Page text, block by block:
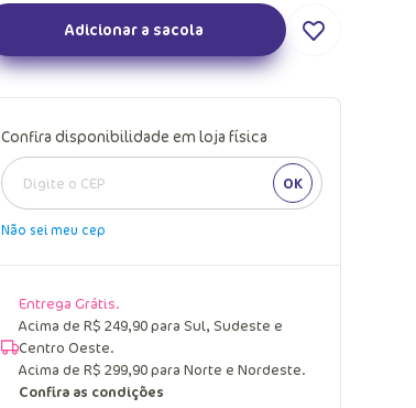
Adicionar a sacola
Confira disponibilidade em loja física
OK
Não sei meu cep
Entrega Grátis.
Acima de R$ 249,90 para Sul, Sudeste e
Centro Oeste.
Acima de R$ 299,90 para Norte e Nordeste.
Confira as condições